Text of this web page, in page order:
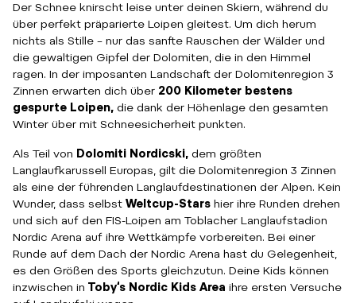
Der Schnee knirscht leise unter deinen Skiern, während du
über perfekt präparierte Loipen gleitest. Um dich herum
nichts als Stille – nur das sanfte Rauschen der Wälder und
die gewaltigen Gipfel der Dolomiten, die in den Himmel
ragen. In der imposanten Landschaft der Dolomitenregion 3
Zinnen erwarten dich über 200 Kilometer bestens
gespurte Loipen, die dank der Höhenlage den gesamten
Winter über mit Schneesicherheit punkten.
Als Teil von Dolomiti Nordicski, dem größten
Langlaufkarussell Europas, gilt die Dolomitenregion 3 Zinnen
als eine der führenden Langlaufdestinationen der Alpen. Kein
Wunder, dass selbst Weltcup-Stars hier ihre Runden drehen
und sich auf den FIS-Loipen am Toblacher Langlaufstadion
Nordic Arena auf ihre Wettkämpfe vorbereiten. Bei einer
Runde auf dem Dach der Nordic Arena hast du Gelegenheit,
es den Größen des Sports gleichzutun. Deine Kids können
inzwischen in Toby‘s Nordic Kids Area ihre ersten Versuche